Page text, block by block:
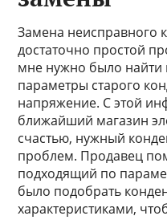
Замена неисправного
достаточно простой
мне нужно было найти
параметры старого
напряжение. С этой
ближайший магазин
счастью, нужный
проблем. Продавец
подходящий по
было подобрать
характеристиками,